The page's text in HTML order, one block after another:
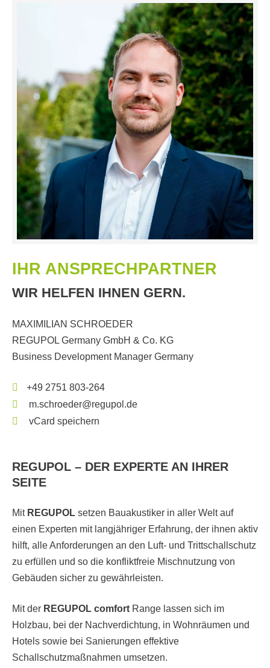
IHR ANSPRECHPARTNER
WIR HELFEN IHNEN GERN.
MAXIMILIAN SCHROEDER
REGUPOL Germany GmbH & Co. KG
Business Development Manager Germany
+49 2751 803-264
m.schroeder@regupol.de
vCard speichern
REGUPOL – DER EXPERTE AN IHRER
SEITE
Mit REGUPOL setzen Bauakustiker in aller Welt auf
einen Experten mit langjähriger Erfahrung, der ihnen aktiv
hilft, alle Anforderungen an den Luft- und Trittschallschutz
zu erfüllen und so die konfliktfreie Mischnutzung von
Gebäuden sicher zu gewährleisten.
Mit der REGUPOL comfort Range lassen sich im
Holzbau, bei der Nachverdichtung, in Wohnräumen und
Hotels sowie bei Sanierungen effektive
Schallschutzmaßnahmen umsetzen.